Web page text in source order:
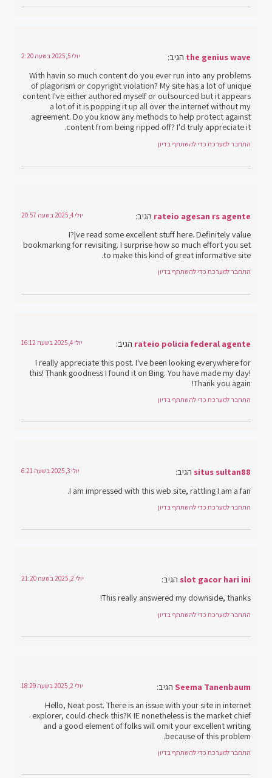
the genius wave הגיב: יולי 5, 2025 בשעה 2:20
With havin so much content do you ever run into any problems
of plagorism or copyright violation? My site has a lot of unique
content I've either authored myself or outsourced but it appears
a lot of it is popping it up all over the internet without my
agreement. Do you know any methods to help protect against
content from being ripped off? I'd truly appreciate it.
התחבר למערכת כדי להשתתף בדיון
rateio agesan rs agente הגיב: יולי 4, 2025 בשעה 20:57
I?¦ve read some excellent stuff here. Definitely value
bookmarking for revisiting. I surprise how so much effort you set
to make this kind of great informative site.
התחבר למערכת כדי להשתתף בדיון
rateio policia federal agente הגיב: יולי 4, 2025 בשעה 16:12
I really appreciate this post. I've been looking everywhere for
this! Thank goodness I found it on Bing. You have made my day!
Thank you again!
התחבר למערכת כדי להשתתף בדיון
situs sultan88 הגיב: יולי 3, 2025 בשעה 6:21
I am impressed with this web site, rattling I am a fan.
התחבר למערכת כדי להשתתף בדיון
slot gacor hari ini הגיב: יולי 2, 2025 בשעה 21:20
This really answered my downside, thanks!
התחבר למערכת כדי להשתתף בדיון
Seema Tanenbaum הגיב: יולי 2, 2025 בשעה 18:29
Hello, Neat post. There is an issue with your site in internet
explorer, could check this?K IE nonetheless is the market chief
and a good element of folks will omit your excellent writing
because of this problem.
התחבר למערכת כדי להשתתף בדיון